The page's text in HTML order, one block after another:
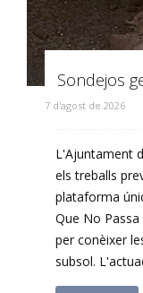
Sondejos
7 d'agost de 2026
L'Ajuntament
els treballs
plataforma
Que No
per conèixer
subsol.